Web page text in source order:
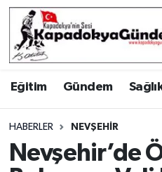
Eğitim Gündem
HABERLER NEVŞEHIR
Nevşehir’de
Hava Durumu
Trafik Durumu
Süper Lig Puan
Tüm Manşetler